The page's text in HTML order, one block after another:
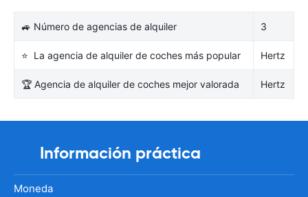
🚙 Número de agencias de alquiler 3
⭐ La agencia de alquiler de coches más popular Hertz
🏆 Agencia de alquiler de coches mejor valorada Hertz
Información práctica
Moneda